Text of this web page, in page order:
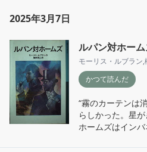
にんじんを食べれ
こう料理上手だな
「肉じゃが」を
の瞳孔が少し開き
2025年3月7日
ルパン対ホー
モーリス・ルブラン,
かつて読んだ
“霧のカーテンは
らしかった。星が
ホームズはイン